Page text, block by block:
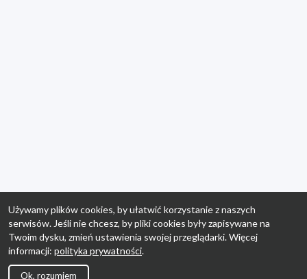
Używamy plików cookies, by ułatwić korzystanie z naszych
serwisów. Jeśli nie chcesz, by pliki cookies były zapisywane na
Twoim dysku, zmień ustawienia swojej przeglądarki. Więcej
informacji: polityka prywatności.
Ok, rozumiem